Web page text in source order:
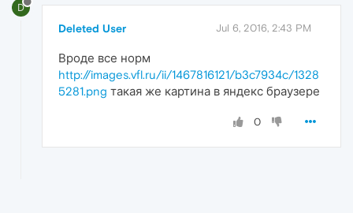
D
Deleted User Jul 6, 2016, 2:43 PM
Вроде все норм
http://images.vfl.ru/ii/1467816121/b3c7934c/1328
5281.png такая же картина в яндекс браузере
0